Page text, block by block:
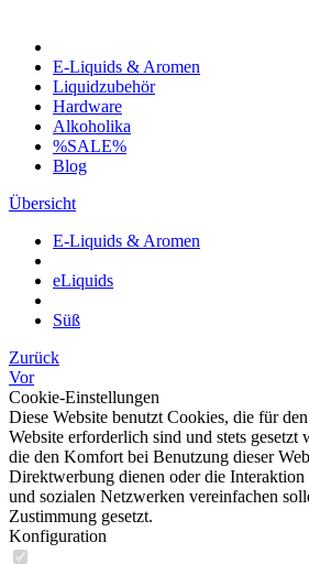
E-Liquids & Aromen
Liquidzubehör
Hardware
Alkoholika
%SALE%
Blog
Übersicht
E-Liquids & Aromen
eLiquids
Süß
Zurück
Vor
Cookie-Einstellungen
Diese Website benutzt Cookies, die für
Website erforderlich sind und stets gesetzt
die den Komfort bei Benutzung dieser
Direktwerbung dienen oder die Interaktion
und sozialen Netzwerken vereinfachen
Zustimmung gesetzt.
Konfiguration